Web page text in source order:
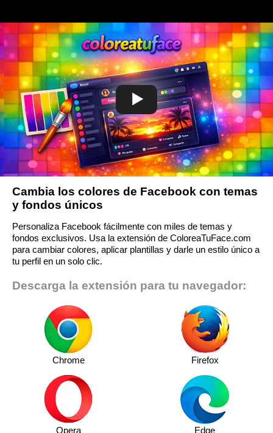
Cambia los colores de Facebook con temas
y fondos únicos
Personaliza Facebook fácilmente con miles de temas y
fondos exclusivos. Usa la extensión de ColoreaTuFace.com
para cambiar colores, aplicar plantillas y darle un estilo único a
tu perfil en un solo clic.
Descarga la extensión para tu navegador:
Chrome Firefox
Opera Edge